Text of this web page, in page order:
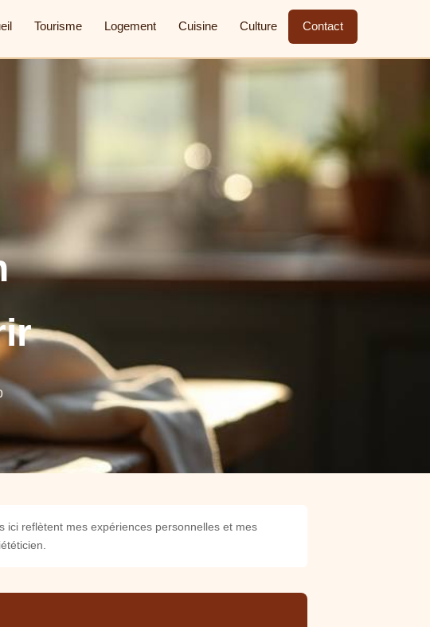
Tourisme Logement Cuisine Culture Contact
reflètent mes expériences personnelles et mes